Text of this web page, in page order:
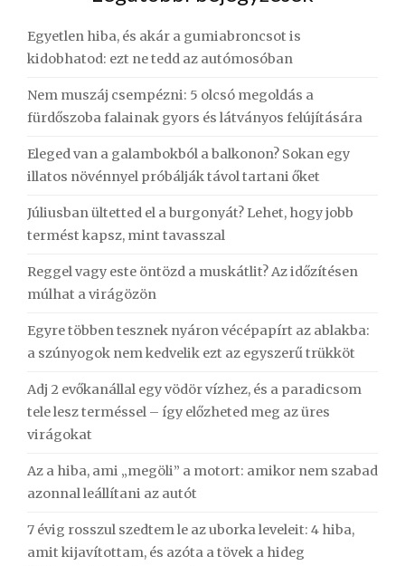
Egyetlen hiba, és akár a gumiabroncsot is
kidobhatod: ezt ne tedd az autómosóban
Nem muszáj csempézni: 5 olcsó megoldás a
fürdőszoba falainak gyors és látványos felújítására
Eleged van a galambokból a balkonon? Sokan egy
illatos növénnyel próbálják távol tartani őket
Júliusban ültetted el a burgonyát? Lehet, hogy jobb
termést kapsz, mint tavasszal
Reggel vagy este öntözd a muskátlit? Az időzítésen
múlhat a virágözön
Egyre többen tesznek nyáron vécépapírt az ablakba:
a szúnyogok nem kedvelik ezt az egyszerű trükköt
Adj 2 evőkanállal egy vödör vízhez, és a paradicsom
tele lesz terméssel – így előzheted meg az üres
virágokat
Az a hiba, ami „megöli” a motort: amikor nem szabad
azonnal leállítani az autót
7 évig rosszul szedtem le az uborka leveleit: 4 hiba,
amit kijavítottam, és azóta a tövek a hideg